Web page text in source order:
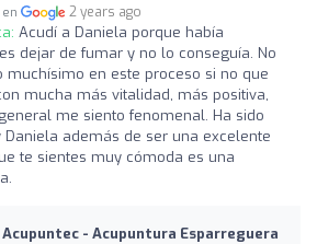
en 2 years ago
Acudí a Daniela porque había
dejar de fumar y no lo conseguía. No
muchísimo en este proceso si no que
mucha más vitalidad, más positiva,
me siento fenomenal. Ha sido
además de ser una excelente
te sientes muy cómoda es una
Acupuntec - Acupuntura Esparreguera